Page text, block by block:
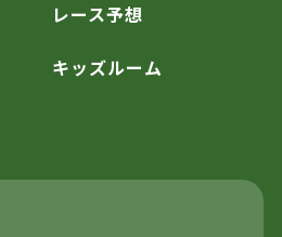
レース予想
キッズルーム